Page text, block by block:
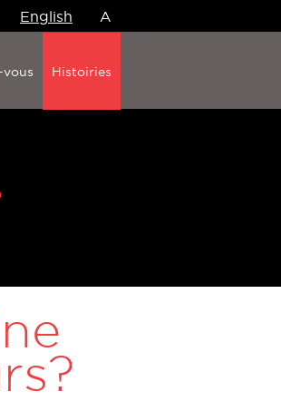
A
English
Histoiries